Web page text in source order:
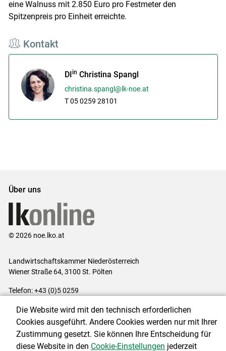
eine Walnuss mit 2.850 Euro pro Festmeter den
Spitzenpreis pro Einheit erreichte.
Kontakt
DIin Christina Spangl
christina.spangl@lk-noe.at
T 05 0259 28101
Über uns
© 2026 noe.lko.at
Landwirtschaftskammer Niederösterreich
Wiener Straße 64, 3100 St. Pölten
Telefon: +43 (0)5 0259
Impressum|Kontakt|Datenschutzerklärung|Barrierefreiheit|
Cookie-Einstellungen
Die Website wird mit den technisch erforderlichen
Cookies ausgeführt. Andere Cookies werden nur mit Ihrer
Zustimmung gesetzt. Sie können Ihre Entscheidung für
diese Website in den Cookie-Einstellungen jederzeit